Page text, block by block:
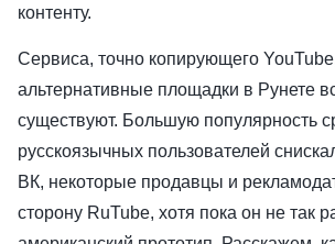
контенту.
Сервиса, точно копирующего
альтернативные площадки в Рунете
существуют. Большую популярность
русскоязычных пользователей
ВК, некоторые продавцы и
сторону RuTube, хотя пока он не так